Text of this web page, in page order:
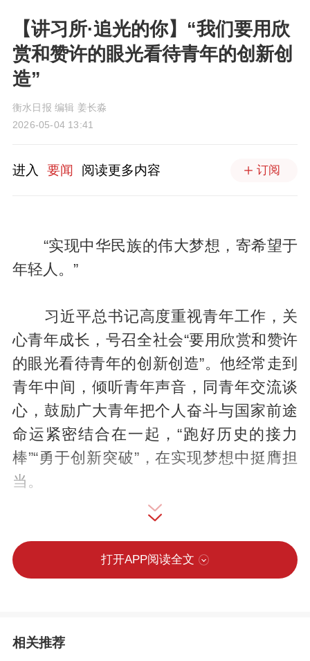
【讲习所·追光的你】“我们要用欣
赏和赞许的眼光看待青年的创新创
造”
衡水日报 编辑 姜长淼
2026-05-04 13:41
进入 要闻 阅读更多内容 订阅
“实现中华民族的伟大梦想，寄希望于
年轻人。”
习近平总书记高度重视青年工作，关
心青年成长，号召全社会“要用欣赏和赞许
的眼光看待青年的创新创造”。他经常走到
青年中间，倾听青年声音，同青年交流谈
心，鼓励广大青年把个人奋斗与国家前途
命运紧密结合在一起，“跑好历史的接力
棒”“勇于创新突破”，在实现梦想中挺膺担
当。
赞，用平易近人的话语给予他们珍贵的启
发和教诲，激励新时代青年一代勇担时代
打开APP阅读全文
相关推荐